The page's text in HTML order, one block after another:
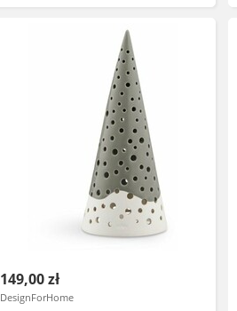
149,00 zł
DesignForHome